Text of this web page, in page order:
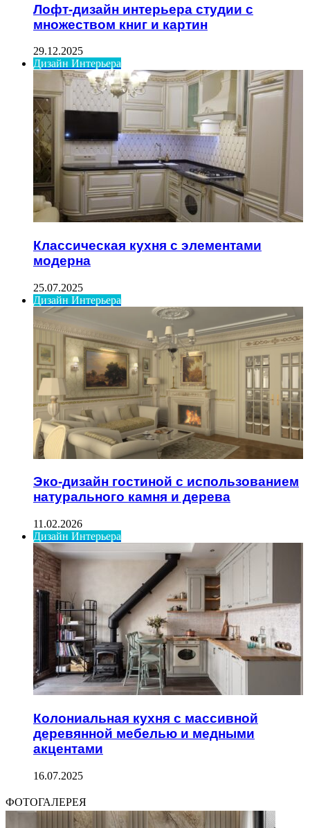
Лофт-дизайн интерьера студии с
множеством книг и картин
29.12.2025
Дизайн Интерьера
Классическая кухня с элементами
модерна
25.07.2025
Дизайн Интерьера
Эко-дизайн гостиной с использованием
натурального камня и дерева
11.02.2026
Дизайн Интерьера
Колониальная кухня с массивной
деревянной мебелью и медными
акцентами
16.07.2025
ФОТОГАЛЕРЕЯ